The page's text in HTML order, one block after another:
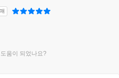
움이 되었나요?